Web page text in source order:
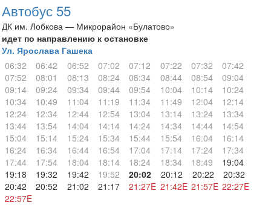
Автобус 55
ДК им. Лобкова — Микрорайон «Булатово»
идет по направлению к остановке
Ул. Ярослава Гашека
06:32
06:42 06:52 07:02 07:12 07:22 07:32
07:42
07:52
08:01 08:13 08:24 08:34 08:44 08:54
09:04
09:14
09:24 09:34 09:44 09:54 10:04 10:14
10:24
10:34
10:49 11:04 11:19 11:34 11:49 12:04
12:14
12:24
12:34 12:44 12:54 13:04 13:14 13:24
13:34
13:44
13:54 14:04 14:14 14:24 14:34 14:44
14:54
15:04
15:14 15:24 15:34 15:44 15:54 16:04
16:14
16:24
16:34 16:44 16:54 17:04 17:14 17:24
17:34
17:44
17:54 18:04 18:14 18:24 18:34 18:49
19:04
19:18
19:32 19:42 19:52 20:02 20:12 20:22
20:32
20:42
20:52 21:02 21:17 21:27E 21:42E 21:57E 22:27E
22:57E